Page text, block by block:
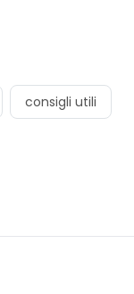
consigli utili